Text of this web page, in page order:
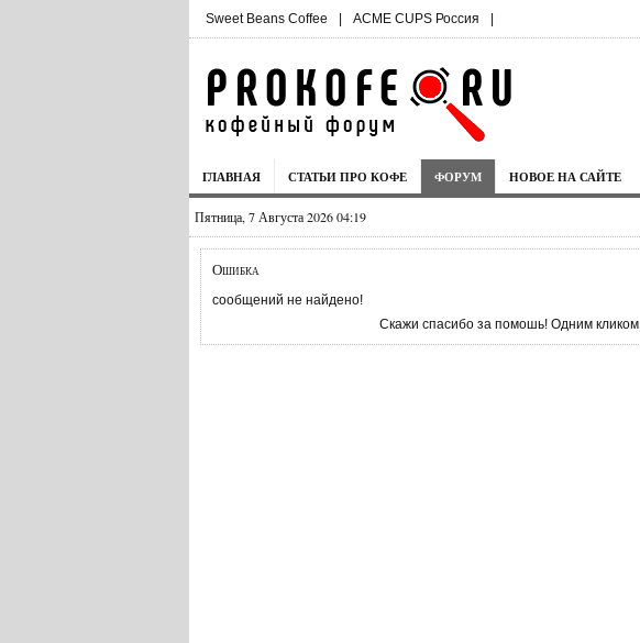
Sweet Beans Coffee | ACME CUPS Россия |
ГЛАВНАЯ СТАТЬИ ПРО КОФЕ ФОРУМ НОВОЕ НА САЙТЕ
Пятница, 7 Августа 2026 04:19
Ошибка
сообщений не найдено!
Скажи спасибо за помошь! Одним кликом.